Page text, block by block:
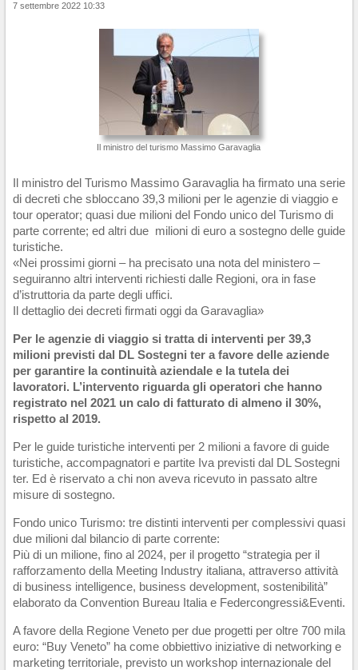
7 settembre 2022 10:33
Il ministro del turismo Massimo Garavaglia
Il ministro del Turismo Massimo Garavaglia ha firmato una serie
di decreti che sbloccano 39,3 milioni per le agenzie di viaggio e
tour operator; quasi due milioni del Fondo unico del Turismo di
parte corrente; ed altri due milioni di euro a sostegno delle guide
turistiche.
«Nei prossimi giorni – ha precisato una nota del ministero –
seguiranno altri interventi richiesti dalle Regioni, ora in fase
d’istruttoria da parte degli uffici.
Il dettaglio dei decreti firmati oggi da Garavaglia»
Per le agenzie di viaggio si tratta di interventi per 39,3
milioni previsti dal DL Sostegni ter a favore delle aziende
per garantire la continuità aziendale e la tutela dei
lavoratori. L’intervento riguarda gli operatori che hanno
registrato nel 2021 un calo di fatturato di almeno il 30%,
rispetto al 2019.
Per le guide turistiche interventi per 2 milioni a favore di guide
turistiche, accompagnatori e partite Iva previsti dal DL Sostegni
ter. Ed è riservato a chi non aveva ricevuto in passato altre
misure di sostegno.
Fondo unico Turismo: tre distinti interventi per complessivi quasi
due milioni dal bilancio di parte corrente:
Più di un milione, fino al 2024, per il progetto “strategia per il
rafforzamento della Meeting Industry italiana, attraverso attività
di business intelligence, business development, sostenibilità”
elaborato da Convention Bureau Italia e Federcongressi&Eventi.
A favore della Regione Veneto per due progetti per oltre 700 mila
euro: “Buy Veneto” ha come obbiettivo iniziative di networking e
marketing territoriale, previsto un workshop internazionale del